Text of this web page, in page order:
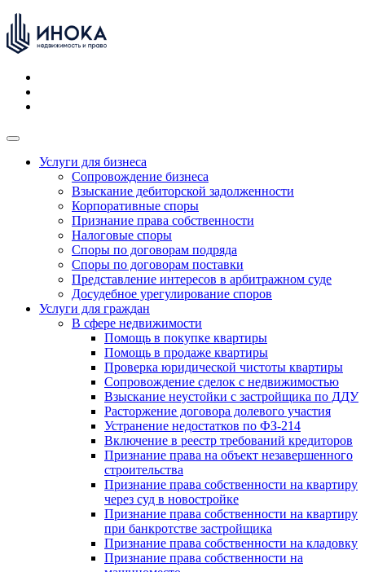
Услуги для бизнеса
Сопровождение бизнеса
Взыскание дебиторской задолженности
Корпоративные споры
Признание права собственности
Налоговые споры
Споры по договорам подряда
Споры по договорам поставки
Представление интересов в арбитражном суде
Досудебное урегулирование споров
Услуги для граждан
В сфере недвижимости
Помощь в покупке квартиры
Помощь в продаже квартиры
Проверка юридической чистоты квартиры
Сопровождение сделок с недвижимостью
Взыскание неустойки с застройщика по ДДУ
Расторжение договора долевого участия
Устранение недостатков по ФЗ-214
Включение в реестр требований кредиторов
Признание права на объект незавершенного
строительства
Признание права собственности на квартиру
через суд в новостройке
Признание права собственности на квартиру
при банкротстве застройщика
Признание права собственности на кладовку
Признание права собственности на